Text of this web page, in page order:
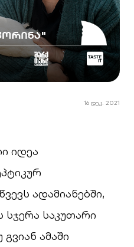
16 დეკ. 2021
იდეა
ადამიანებში,
სჯერა საკუთარი
ამაში